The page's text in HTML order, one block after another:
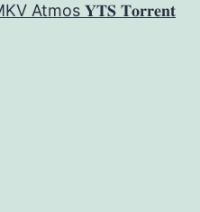
Atmos 𝐘𝐓𝐒 𝐓𝐨𝐫𝐫𝐞𝐧𝐭